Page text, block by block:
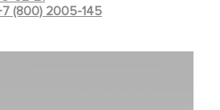
(800) 2005-145